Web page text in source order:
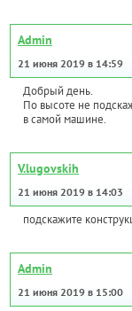
Admin
21 июня 2019 в 14:59
Добрый день.
По высоте не
в самой машине.
V.lugovskih
21 июня 2019 в 14:03
подскажите
Admin
21 июня 2019 в 15:00